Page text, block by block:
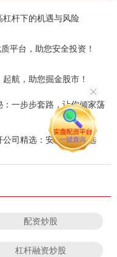
杆下的机遇与风险
平台，助您安全投资！
航，助您掘金股市！
一步步套路，让你倾家荡
司精选：安全可靠之选
配资炒股
杠杆融资炒股